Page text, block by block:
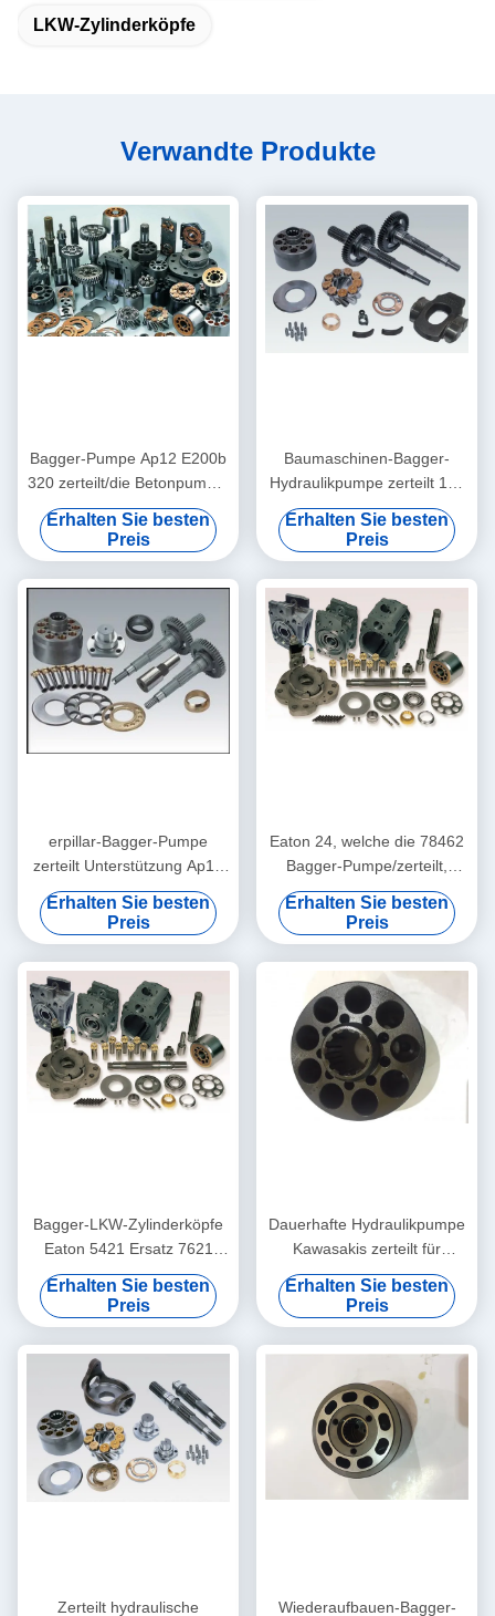
LKW-Zylinderköpfe
Verwandte Produkte
Bagger-Pumpe Ap12 E200b
320 zerteilt/die Betonpumpe-
Teile erpillars
Erhalten Sie besten
Preis
Baumaschinen-Bagger-
Hydraulikpumpe zerteilt 14g
4T2767
Erhalten Sie besten
Preis
erpillar-Bagger-Pumpe
zerteilt Unterstützung Ap12
E200b Bagger-215 225 320
Erhalten Sie besten
Preis
Eaton 24, welche die 78462
Bagger-Pumpe/zerteilt,
Hydraulikpumpe-
Bewegungsteile tauscht
Erhalten Sie besten
Preis
Bagger-LKW-Zylinderköpfe
Eaton 5421 Ersatz 7621
78462 4621
Erhalten Sie besten
Preis
Dauerhafte Hydraulikpumpe
Kawasakis zerteilt für
Hauptpumpe ISO9001 des
Bagger-8T
Erhalten Sie besten
Preis
Zerteilt hydraulische Wiederaufbauen-Bagger-